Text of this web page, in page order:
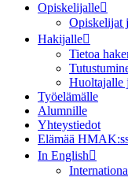
Opiskelijalle
Opiskelijat
Hakijalle
Tietoa
Huoltajalle
Työelämälle
Alumnille
Yhteystiedot
Elämää
In English